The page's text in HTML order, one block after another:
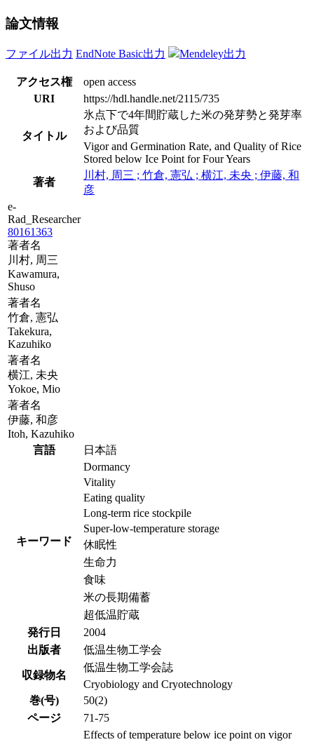
論文情報
ファイル出力 EndNote Basic出力 Mendeley出力
アクセス権
open access
URI
https://hdl.handle.net/2115/735
タイトル
氷点下で4年間貯蔵した米の発芽勢と発芽率
および品質
Vigor and Germination Rate, and Quality of Rice
Stored below Ice Point for Four Years
著者
川村, 周三 ; 竹倉, 憲弘 ; 横江, 未央 ; 伊藤, 和
彦
e-
Rad_Researcher
80161363
著者名
川村, 周三
Kawamura,
Shuso
著者名
竹倉, 憲弘
Takekura,
Kazuhiko
著者名
横江, 未央
Yokoe, Mio
著者名
伊藤, 和彦
Itoh, Kazuhiko
言語
日本語
キーワード
Dormancy
Vitality
Eating quality
Long-term rice stockpile
Super-low-temperature storage
休眠性
生命力
食味
米の長期備蓄
超低温貯蔵
発行日
2004
出版者
低温生物工学会
収録物名
低温生物工学会誌
Cryobiology and Cryotechnology
巻(号)
50(2)
ページ
71-75
Effects of temperature below ice point on vigor